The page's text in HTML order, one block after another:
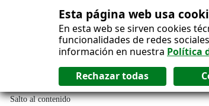
Esta página web usa
En esta web se sirven cookies
funcionalidades de redes
información en nuestra Política
Salto al contenido